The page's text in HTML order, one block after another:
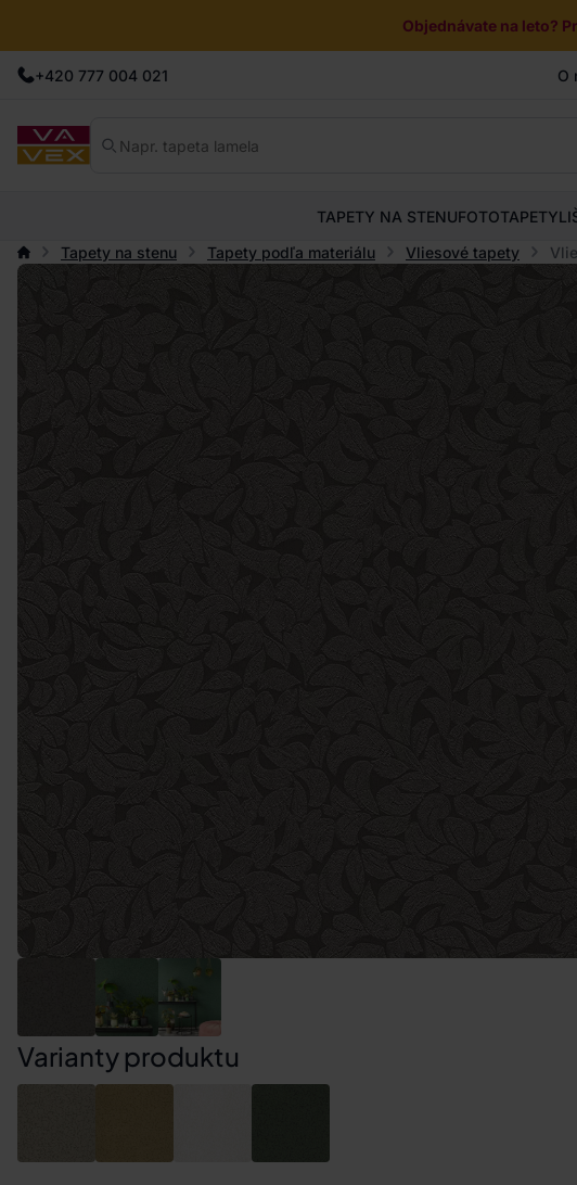
Objednávate na leto?
+420 777 004 021 O
TAPETY NA STENUFOTOTAPETY
Tapety na stenu
Tapety podľa materiálu Vliesové tapety
Varianty produktu